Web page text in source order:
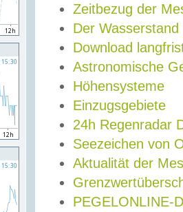
Zeitbezug der
Der Wasserstand
Download
Astronomische
Höhensysteme
Einzugsgebiete
24h Regenradar
Seezeichen von
Aktualität der
PEGELONLINE-